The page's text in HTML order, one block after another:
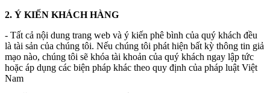
2. Ý KIẾN KHÁCH HÀNG
- Tất cả nội dung trang web và ý kiến phê bình của quý khách đều
là tài sản của chúng tôi. Nếu chúng tôi phát hiện bất kỳ thông tin giả
mạo nào, chúng tôi sẽ khóa tài khoản của quý khách ngay lập tức
hoặc áp dụng các biện pháp khác theo quy định của pháp luật Việt
Nam